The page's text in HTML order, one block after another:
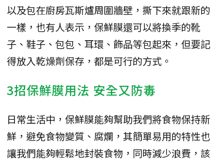
以及包在廚房瓦斯爐周圍牆壁，撕下來就跟新的
一樣，也有人表示，保鮮膜還可以將換季的靴
子、鞋子、包包、耳環、飾品等包起來，但要記
得放入乾燥劑保存，都是可行的方式。
3招保鮮膜用法 安全又防毒
日常生活中，保鮮膜能夠幫助我們將食物保持新
鮮，避免食物變質、腐爛，其簡單易用的特性也
讓我們能夠輕鬆地封裝食物，同時減少浪費，該